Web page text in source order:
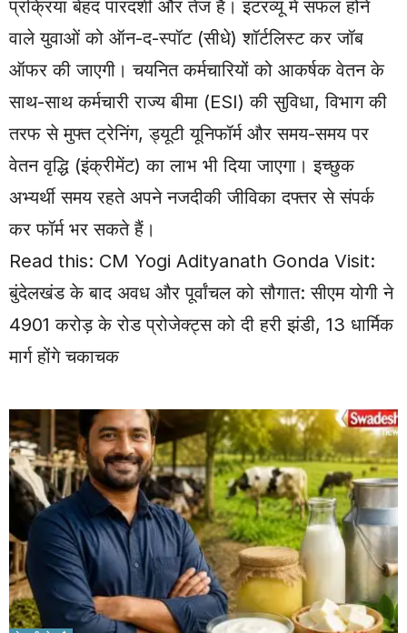
प्रक्रिया बेहद पारदर्शी और तेज है। इंटरव्यू में सफल होने
वाले युवाओं को ऑन-द-स्पॉट (सीधे) शॉर्टलिस्ट कर जॉब
ऑफर की जाएगी। चयनित कर्मचारियों को आकर्षक वेतन के
साथ-साथ कर्मचारी राज्य बीमा (ESI) की सुविधा, विभाग की
तरफ से मुफ्त ट्रेनिंग, ड्यूटी यूनिफॉर्म और समय-समय पर
वेतन वृद्धि (इंक्रीमेंट) का लाभ भी दिया जाएगा। इच्छुक
अभ्यर्थी समय रहते अपने नजदीकी जीविका दफ्तर से संपर्क
कर फॉर्म भर सकते हैं।
Read this: CM Yogi Adityanath Gonda Visit:
बुंदेलखंड के बाद अवध और पूर्वांचल को सौगात: सीएम योगी ने
4901 करोड़ के रोड प्रोजेक्ट्स को दी हरी झंडी, 13 धार्मिक
मार्ग होंगे चकाचक